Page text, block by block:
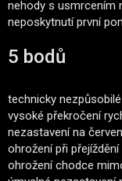
nehody s usmrcením
neposkytnutí první
5 bodů
technicky
vysoké překročení
nezastavení na
ohrožení při
ohrožení chodce